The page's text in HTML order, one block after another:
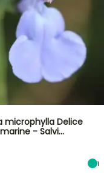
microphylla Delice
- Salvi…
1